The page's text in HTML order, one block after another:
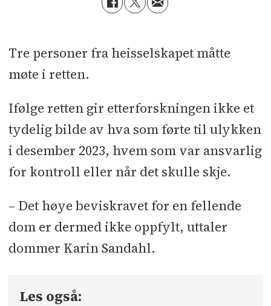
Tre personer fra heisselskapet måtte
møte i retten.
Ifølge retten gir etterforskningen ikke et
tydelig bilde av hva som førte til ulykken
i desember 2023, hvem som var ansvarlig
for kontroll eller når det skulle skje.
– Det høye beviskravet for en fellende
dom er dermed ikke oppfylt, uttaler
dommer Karin Sandahl.
Les også: